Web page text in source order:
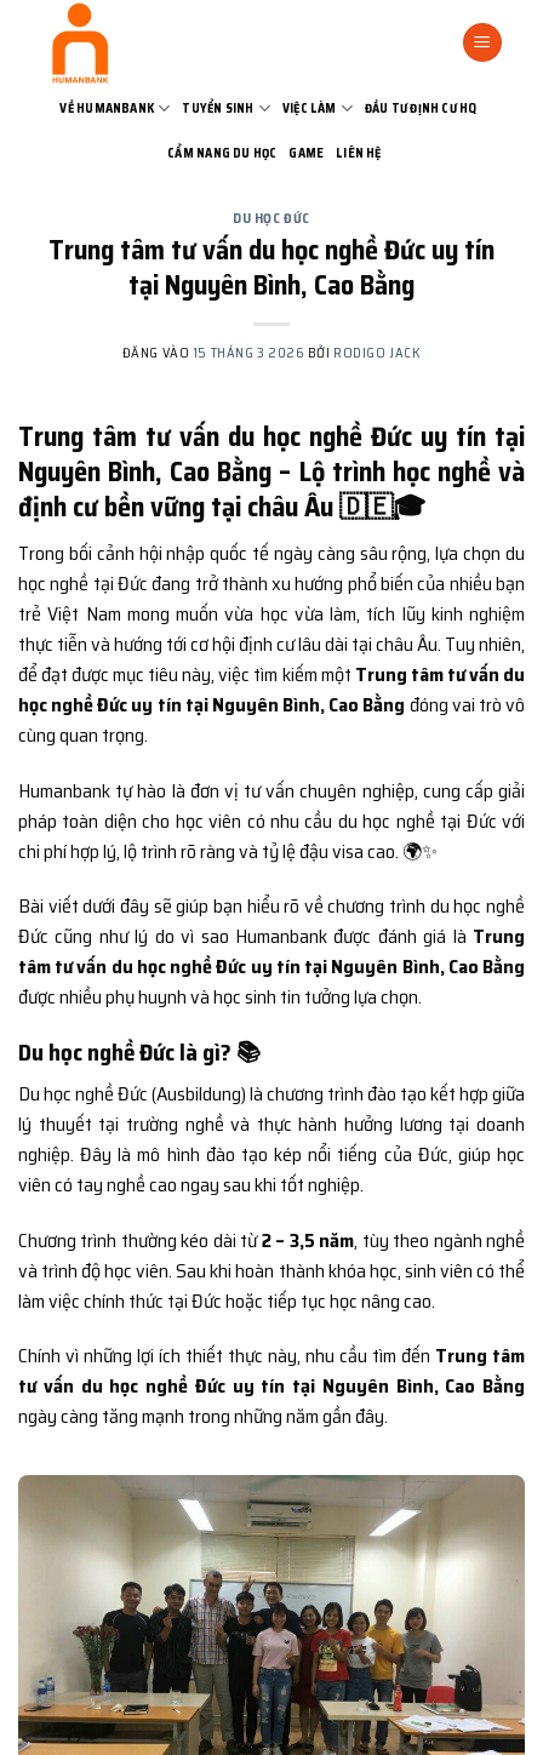
VỀ HUMANBANK TUYỂN SINH VIỆC LÀM ĐẦU TƯ ĐỊNH CƯ HQ
CẨM NANG DU HỌC GAME LIÊN HỆ
DU HỌC ĐỨC
Trung tâm tư vấn du học nghề Đức uy tín
tại Nguyên Bình, Cao Bằng
ĐĂNG VÀO 15 THÁNG 3 2026 BỞI RODIGO JACK
Trung tâm tư vấn du học nghề Đức uy tín tại
Nguyên Bình, Cao Bằng – Lộ trình học nghề và
định cư bền vững tại châu Âu 🇩🇪🎓
Trong bối cảnh hội nhập quốc tế ngày càng sâu rộng, lựa chọn du
học nghề tại Đức đang trở thành xu hướng phổ biến của nhiều bạn
trẻ Việt Nam mong muốn vừa học vừa làm, tích lũy kinh nghiệm
thực tiễn và hướng tới cơ hội định cư lâu dài tại châu Âu. Tuy nhiên,
để đạt được mục tiêu này, việc tìm kiếm một Trung tâm tư vấn du
học nghề Đức uy tín tại Nguyên Bình, Cao Bằng đóng vai trò vô
cùng quan trọng.
Humanbank tự hào là đơn vị tư vấn chuyên nghiệp, cung cấp giải
pháp toàn diện cho học viên có nhu cầu du học nghề tại Đức với
chi phí hợp lý, lộ trình rõ ràng và tỷ lệ đậu visa cao. 🌍✨
Bài viết dưới đây sẽ giúp bạn hiểu rõ về chương trình du học nghề
Đức cũng như lý do vì sao Humanbank được đánh giá là Trung
tâm tư vấn du học nghề Đức uy tín tại Nguyên Bình, Cao Bằng
được nhiều phụ huynh và học sinh tin tưởng lựa chọn.
Du học nghề Đức là gì? 📚
Du học nghề Đức (Ausbildung) là chương trình đào tạo kết hợp giữa
lý thuyết tại trường nghề và thực hành hưởng lương tại doanh
nghiệp. Đây là mô hình đào tạo kép nổi tiếng của Đức, giúp học
viên có tay nghề cao ngay sau khi tốt nghiệp.
Chương trình thường kéo dài từ2 – 3,5 năm, tùy theo ngành nghề
và trình độ học viên. Sau khi hoàn thành khóa học, sinh viên có thể
làm việc chính thức tại Đức hoặc tiếp tục học nâng cao.
Chính vì những lợi ích thiết thực này, nhu cầu tìm đến Trung tâm
tư vấn du học nghề Đức uy tín tại Nguyên Bình, Cao Bằng
ngày càng tăng mạnh trong những năm gần đây.